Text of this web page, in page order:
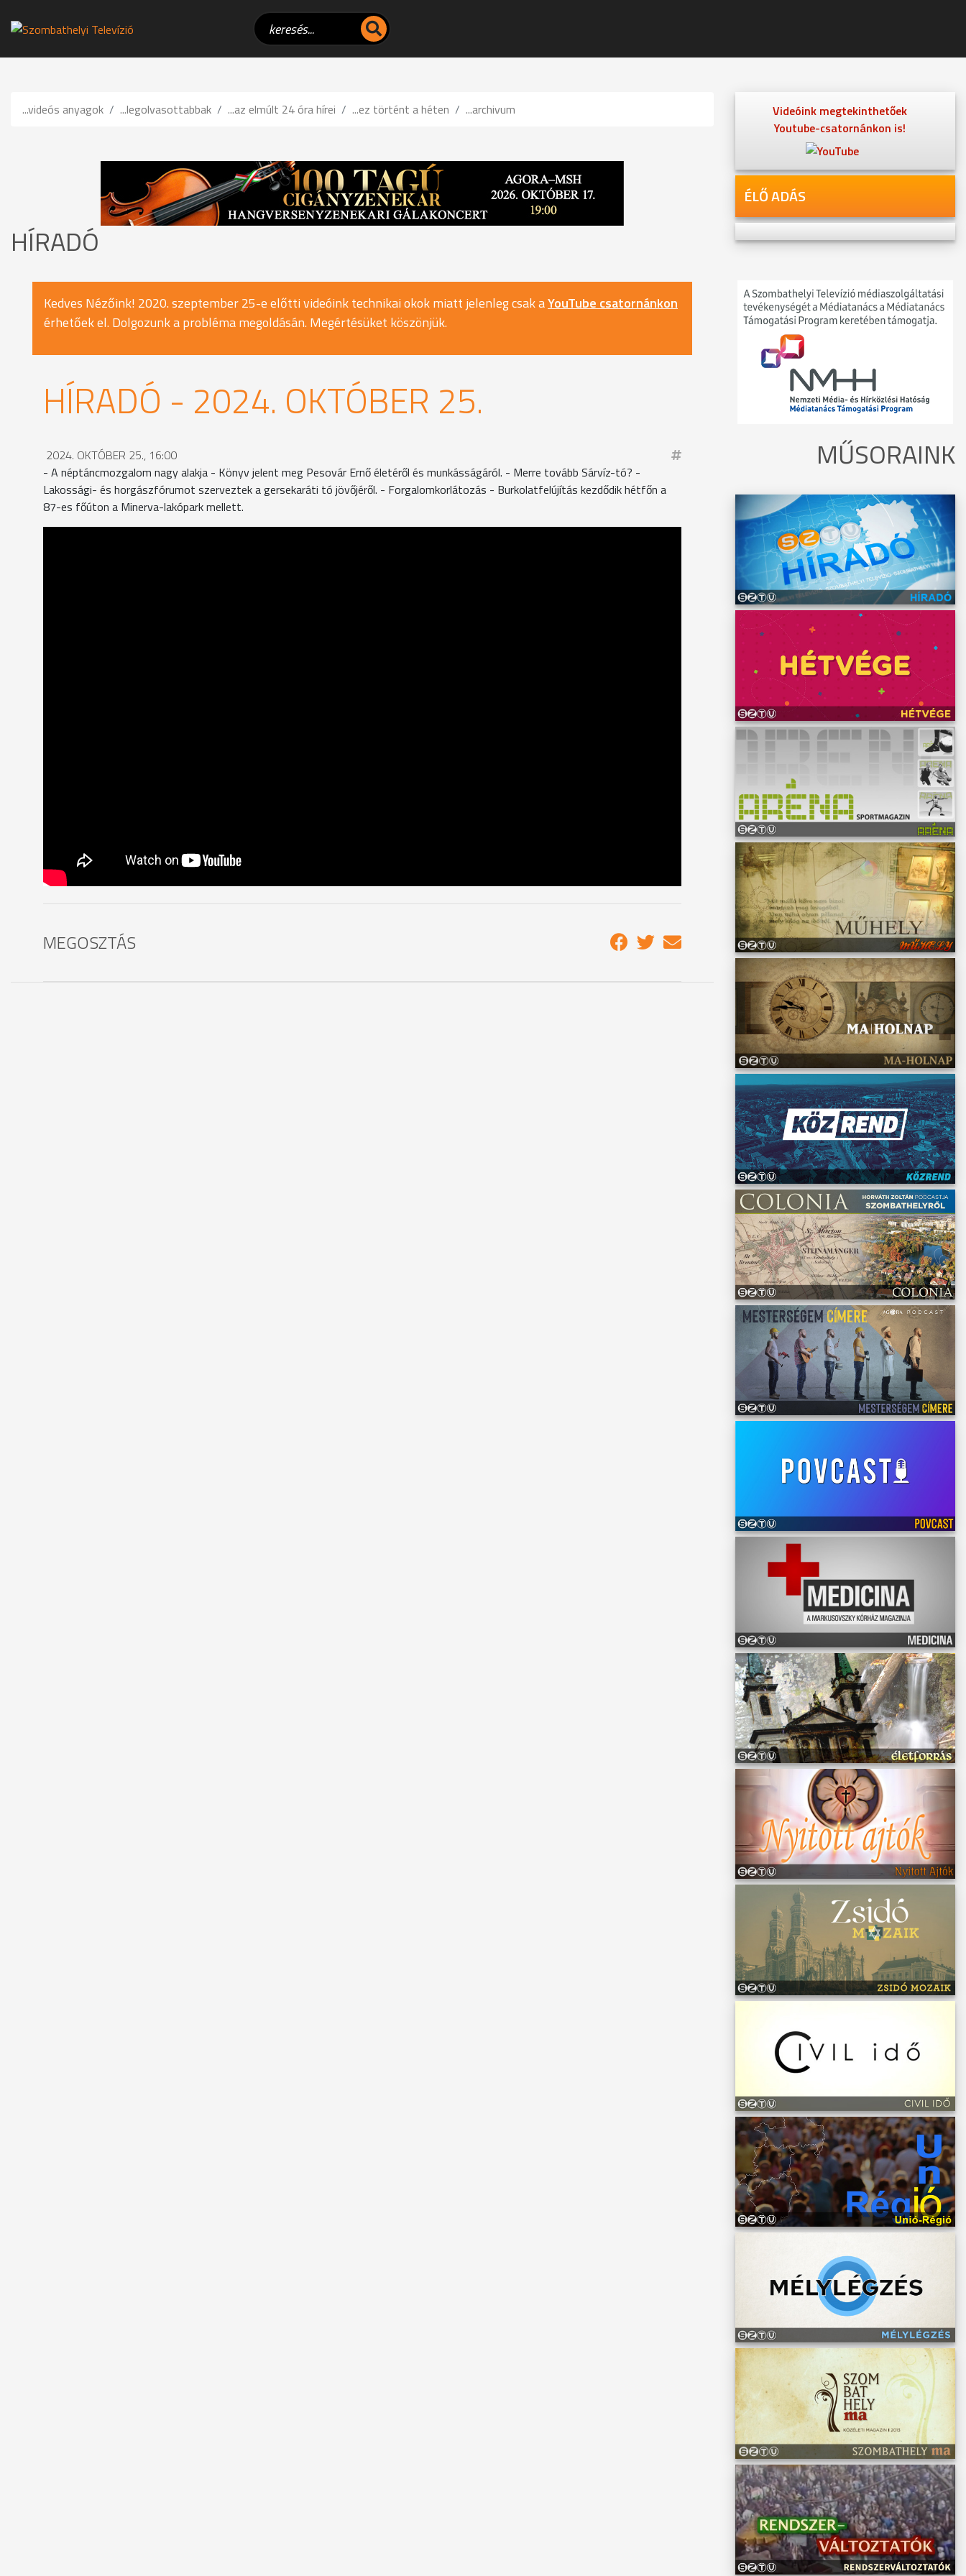
...videós anyagok ...legolvasottabbak ...az elmúlt 24 óra hírei ...ez történt a héten ...archivum
HÍRADÓ
Kedves Nézőink! 2020. szeptember 25-e előtti videóink technikai okok miatt jelenleg csak aYouTube csatornánkon
érhetőek el. Dolgozunk a probléma megoldásán. Megértésüket köszönjük.
HÍRADÓ - 2024. OKTÓBER 25.
2024. OKTÓBER 25., 16:00
- A néptáncmozgalom nagy alakja - Könyv jelent meg Pesovár Ernő életéről és munkásságáról. - Merre tovább Sárvíz-tó? -
Lakossági- és horgászfórumot szerveztek a gersekaráti tó jövőjéről. - Forgalomkorlátozás - Burkolatfelújítás kezdődik hétfőn a
87-es főúton a Minerva-lakópark mellett.
MEGOSZTÁS
Videóink megtekinthetőek
Youtube-csatornánkon is!
ÉLŐ ADÁS
MŰSORAINK